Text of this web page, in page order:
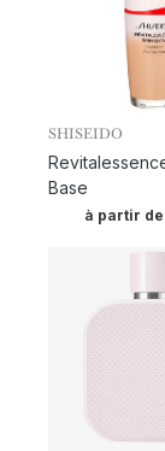
SHISEIDO
Base
à partir de